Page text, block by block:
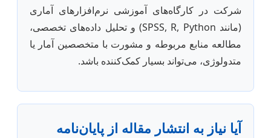
شرکت در کارگاه‌های آموزشی نرم‌افزارهای آماری
(مانند SPSS, R, Python) و تحلیل داده‌های تخصصی،
مطالعه منابع مربوطه و مشورت با متخصصین آمار یا
متدولوژی، می‌تواند بسیار کمک‌کننده باشد.
آیا نیاز به انتشار مقاله از پایان‌نامه